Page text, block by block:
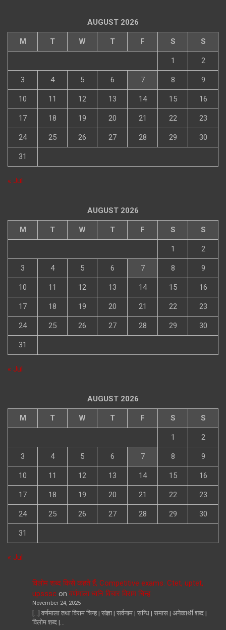
AUGUST 2026
M T W T F S S
1 2
3 4 5 6 7 8 9
10 11 12 13 14 15 16
17 18 19 20 21 22 23
24 25 26 27 28 29 30
31
« Jul
AUGUST 2026
M T W T F S S
1 2
3 4 5 6 7 8 9
10 11 12 13 14 15 16
17 18 19 20 21 22 23
24 25 26 27 28 29 30
31
« Jul
AUGUST 2026
M T W T F S S
1 2
3 4 5 6 7 8 9
10 11 12 13 14 15 16
17 18 19 20 21 22 23
24 25 26 27 28 29 30
31
« Jul
विलोम शब्द किसे कहते हैं, Competitive exams. Ctet, uptet,
upsssc on वर्णमाला ध्वनि विचार विराम चिन्ह
November 24, 2025
[…] वर्णमाला तथा विराम चिन्ह | संज्ञा | सर्वनाम | सन्धि | समास | अनेकार्थी शब्द |
विलोम शब्द |…